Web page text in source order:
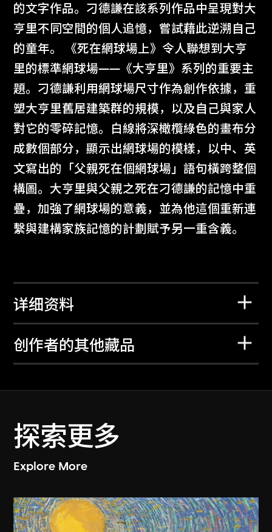
的文字作品。刁德謙在該系列作品中呈現對大
亨里不同空間的個人追憶，嘗試藉此逆溯自己
的童年。 《死在網球場上》令人聯想到大亨
里的標準網球場——《大亨里》系列的重要主
題。刁德謙利用網球場尺寸作為創作依據，重
塑大亨里舊居建築群的規模，以及自己與家人
對它的零碎記憶。白線將深橄欖綠色的畫布分
成數個部分，顯示出網球場的模樣，以中、英
文寫出的「父親死在個網球場」語句橫跨整個
構圖。大亨里與父親之死在刁德謙的記憶中重
疊，加強了網球場的意義，並為他這個重新連
繫與建構家族記憶的計劃賦予另一重含義。
详细资料
创作者的其他藏品
探索更多
Explore More